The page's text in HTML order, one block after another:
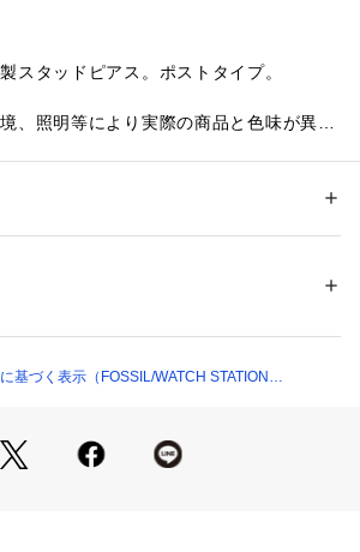
スタッドピアス。ポストタイプ。
、照明等により実際の商品と色味が異な
ル
プ）
基づく表示（FOSSIL/WATCH STATION